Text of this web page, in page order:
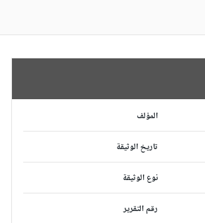
المؤلف
تاريخ الوثيقة
نوع الوثيقة
رقم التقرير